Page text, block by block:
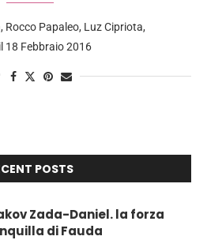
Papaleo, Luz Cipriota,
18 Febbraio 2016
POSTS
Zada-Daniel. la forza
di Fauda